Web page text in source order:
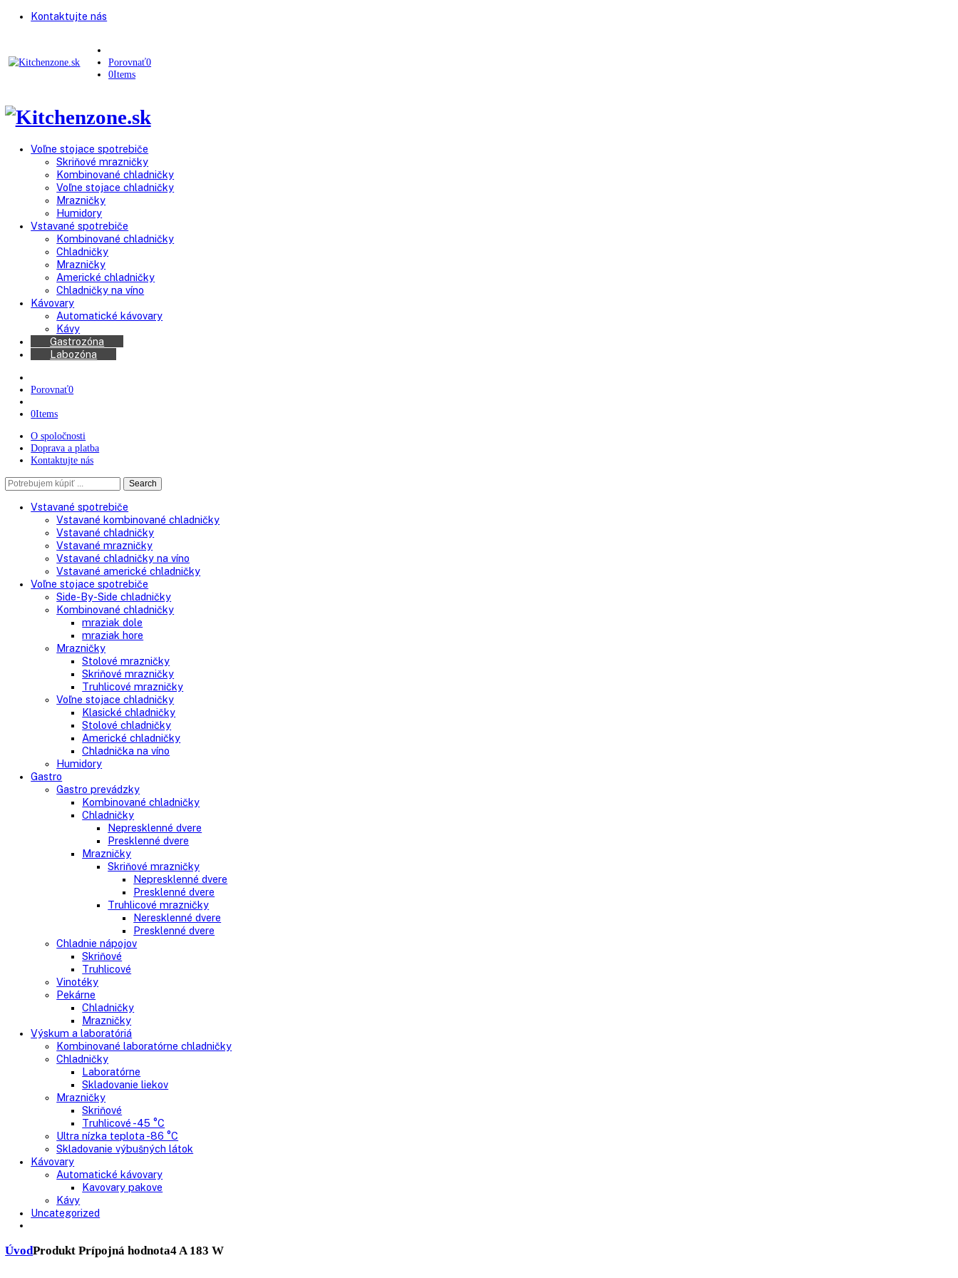
Kontaktujte nás
Porovnať
0Items
Voľne stojace spotrebiče
Skriňové mrazničky
Kombinované chladničky
Voľne stojace chladničky
Mrazničky
Humidory
Vstavané spotrebiče
Kombinované chladničky
Chladničky
Mrazničky
Americké chladničky
Chladničky na víno
Kávovary
Automatické kávovary
Labozóna
Porovnať0
0Items
O spoločnosti
Kontaktujte nás
Search
Vstavané spotrebiče
Vstavané kombinované chladničky
Vstavané chladničky
Vstavané mrazničky
Vstavané chladničky na víno
Vstavané americké chladničky
Voľne stojace spotrebiče
Side-By-Side chladničky
Kombinované chladničky
mraziak dole
mraziak hore
Mrazničky
Stolové mrazničky
Skriňové mrazničky
Truhlicové mrazničky
Klasické chladničky
Stolové chladničky
Americké chladničky
Chladnička na víno
Humidory
Gastro prevádzky
Kombinované chladničky
Chladničky
Nepresklenné dvere
Presklenné dvere
Mrazničky
Skriňové mrazničky
Truhlicové mrazničky
Chladnie nápojov
Skriňové
Truhlicové
Vinotéky
Pekárne
Chladničky
Mrazničky
Výskum a laboratóriá
Kombinované laboratórne chladničky
Chladničky
Laboratórne
Mrazničky
Truhlicové -45 °C